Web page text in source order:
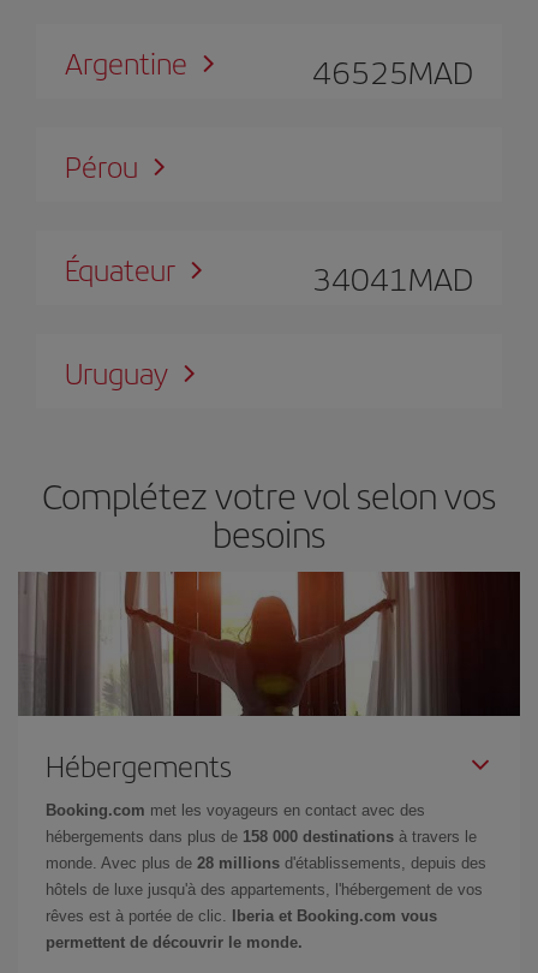
Argentine 46525MAD
Pérou
Équateur 34041MAD
Uruguay
Complétez votre vol selon vos
besoins
Hébergements
Booking.com met les voyageurs en contact avec des
hébergements dans plus de 158 000 destinations à travers le
monde. Avec plus de 28 millions d'établissements, depuis des
hôtels de luxe jusqu'à des appartements, l'hébergement de vos
rêves est à portée de clic.
Iberia et Booking.com vous
permettent de découvrir le monde.